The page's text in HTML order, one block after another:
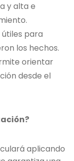
y alta e
útiles para
los hechos.
orientar
desde el
aplicando